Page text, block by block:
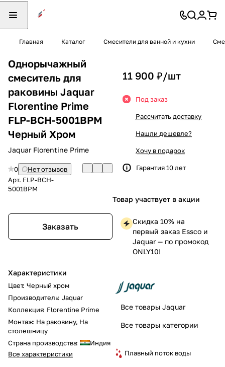
Главная Каталог Смесители для ванной и кухни
Однорычажный
смеситель для
раковины Jaquar
Florentine Prime
FLP-BCH-5001BPM
Черный Хром
Jaquar Florentine Prime
0
Нет отзывов
Арт. FLP-BCH-
5001BPM
Заказать
Характеристики
Цвет: Черный хром
Производитель: Jaquar
Коллекция: Florentine Prime
Монтаж: На раковину, На
столешницу
Страна производства:
Индия
Все характеристики
11 900 ₽/шт
Под заказ
Рассчитать доставку
Нашли дешевле?
Хочу в подарок
Гарантия 10 лет
Товар участвует в акции
Скидка 10% на
первый заказ Essco и
Jaquar — по промокод
ONLY10!
Все товары Jaquar
Все товары категории
Плавный поток воды